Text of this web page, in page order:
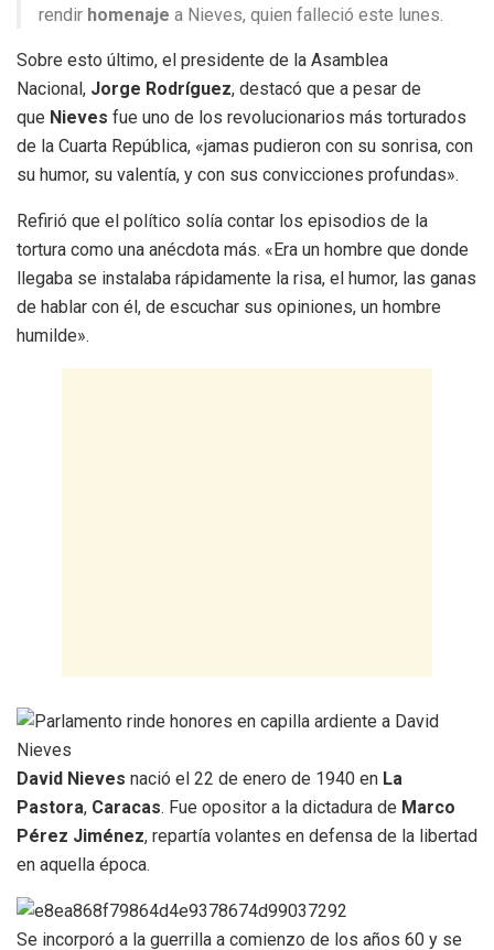
rendir homenaje a Nieves, quien falleció este lunes.
Sobre esto último, el presidente de la Asamblea
Nacional, Jorge Rodríguez, destacó que a pesar de
que Nieves fue uno de los revolucionarios más torturados
de la Cuarta República, «jamas pudieron con su sonrisa, con
su humor, su valentía, y con sus convicciones profundas».
Refirió que el político solía contar los episodios de la
tortura como una anécdota más. «Era un hombre que donde
llegaba se instalaba rápidamente la risa, el humor, las ganas
de hablar con él, de escuchar sus opiniones, un hombre
humilde».
David Nieves nació el 22 de enero de 1940 en La
Pastora, Caracas. Fue opositor a la dictadura de Marco
Pérez Jiménez, repartía volantes en defensa de la libertad
en aquella época.
Se incorporó a la guerrilla a comienzo de los años 60 y se